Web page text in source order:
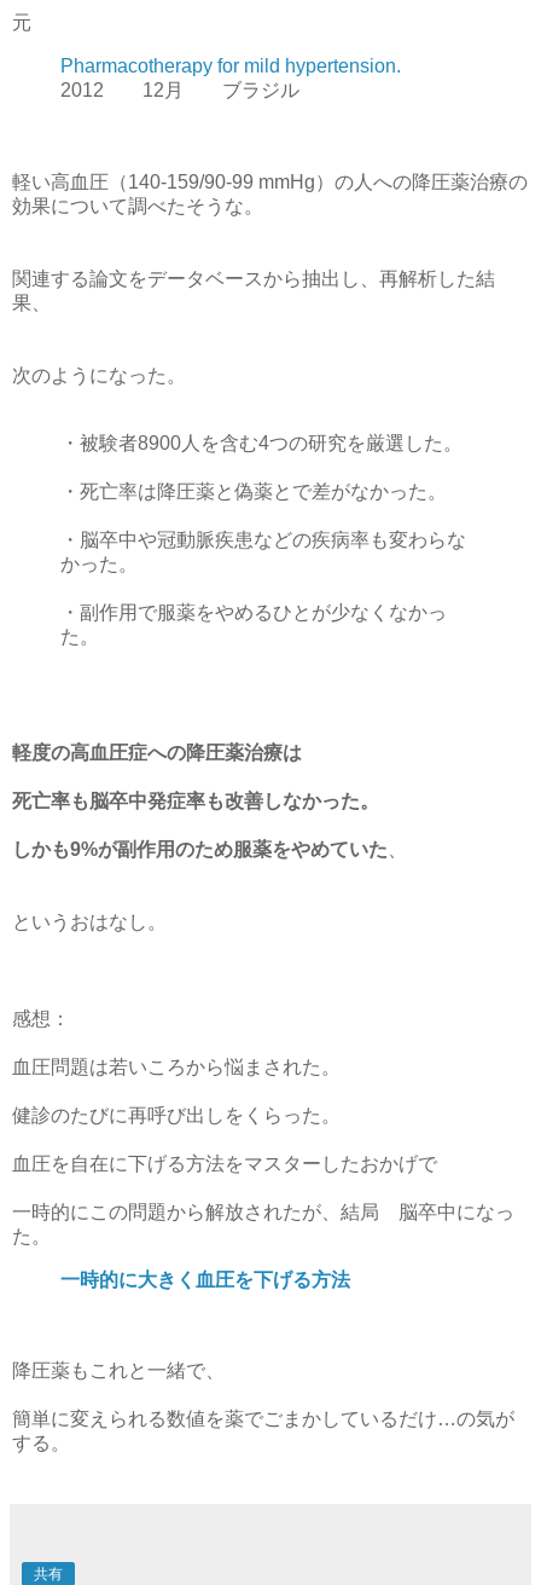
元
Pharmacotherapy for mild hypertension.
2012 12月 ブラジル
軽い高血圧（140-159/90-99 mmHg）の人への降圧薬治療の
効果について調べたそうな。
関連する論文をデータベースから抽出し、再解析した結
果、
次のようになった。
・被験者8900人を含む4つの研究を厳選した。
・死亡率は降圧薬と偽薬とで差がなかった。
・脳卒中や冠動脈疾患などの疾病率も変わらな
かった。
・副作用で服薬をやめるひとが少なくなかっ
た。
軽度の高血圧症への降圧薬治療は
死亡率も脳卒中発症率も改善しなかった。
しかも9%が副作用のため服薬をやめていた
というおはなし。
感想：
血圧問題は若いころから悩まされた。
健診のたびに再呼び出しをくらった。
血圧を自在に下げる方法をマスターしたおかげで
一時的にこの問題から解放されたが、結局 脳卒中になっ
た。
一時的に大きく血圧を下げる方法
降圧薬もこれと一緒で、
簡単に変えられる数値を薬でごまかしているだけ…の気が
する。
共有